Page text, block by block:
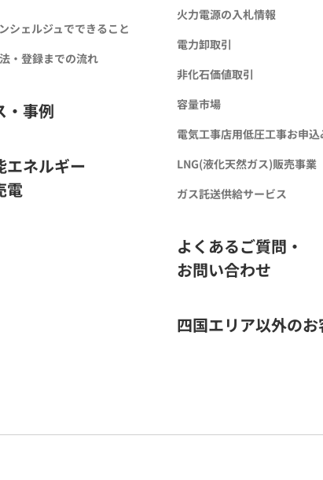
シェルジュでできること
・登録までの流れ
・事例
エネルギー
電
火力電源の入札情報
電力卸取引
非化石価値取引
容量市場
電気工事店用低圧工事お申込
LNG(液化天然ガス)販売事業
ガス託送供給サービス
よくあるご質問・
お問い合わせ
四国エリア以外のお